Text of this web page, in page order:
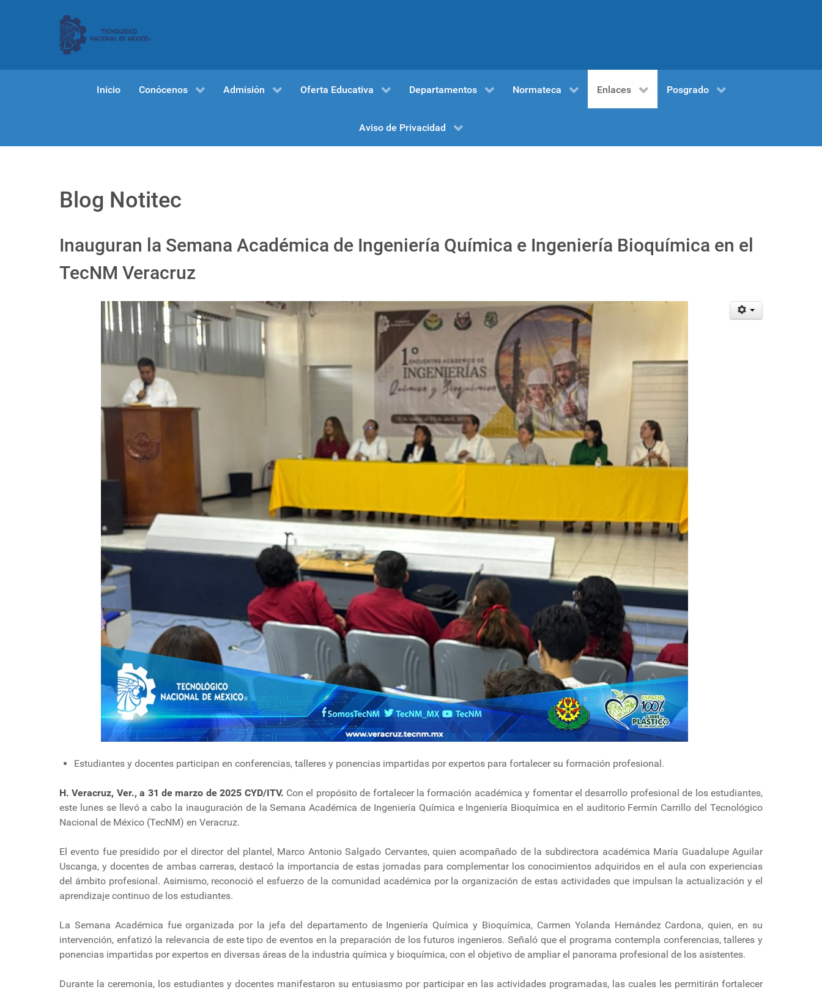
Inicio Conócenos Admisión Oferta Educativa Departamentos Normateca Enlaces Posgrado
Aviso de Privacidad
Blog Notitec
Inauguran la Semana Académica de Ingeniería Química e Ingeniería Bioquímica en el
TecNM Veracruz
Estudiantes y docentes participan en conferencias, talleres y ponencias impartidas por expertos para fortalecer su formación profesional.
H. Veracruz, Ver., a 31 de marzo de 2025 CYD/ITV. Con el propósito de fortalecer la formación académica y fomentar el desarrollo profesional de los estudiantes,
este lunes se llevó a cabo la inauguración de la Semana Académica de Ingeniería Química e Ingeniería Bioquímica en el auditorio Fermín Carrillo del Tecnológico
Nacional de México (TecNM) en Veracruz.
El evento fue presidido por el director del plantel, Marco Antonio Salgado Cervantes, quien acompañado de la subdirectora académica María Guadalupe Aguilar
Uscanga, y docentes de ambas carreras, destacó la importancia de estas jornadas para complementar los conocimientos adquiridos en el aula con experiencias
del ámbito profesional. Asimismo, reconoció el esfuerzo de la comunidad académica por la organización de estas actividades que impulsan la actualización y el
aprendizaje continuo de los estudiantes.
La Semana Académica fue organizada por la jefa del departamento de Ingeniería Química y Bioquímica, Carmen Yolanda Hernández Cardona, quien, en su
intervención, enfatizó la relevancia de este tipo de eventos en la preparación de los futuros ingenieros. Señaló que el programa contempla conferencias, talleres y
ponencias impartidas por expertos en diversas áreas de la industria química y bioquímica, con el objetivo de ampliar el panorama profesional de los asistentes.
Durante la ceremonia, los estudiantes y docentes manifestaron su entusiasmo por participar en las actividades programadas, las cuales les permitirán fortalecer